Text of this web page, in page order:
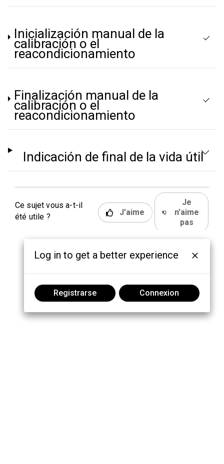
Inicialización manual de la
calibración o el
reacondicionamiento
Finalización manual de la
calibración o el
reacondicionamiento
Indicación de final de la vida útil
Ce sujet vous a-t-il
été utile ?
J'aime
Je
n'aime
pas
Log in to get a better experience
Registrarse Connexion